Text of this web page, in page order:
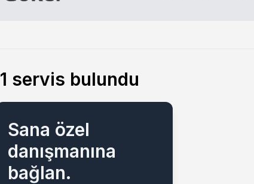
1 servis bulundu
Sana özel
danışmanına
bağlan.